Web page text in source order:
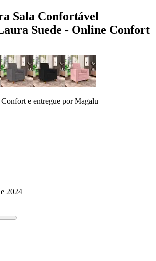
Sala Confortável
Suede - Online Confort
e entregue por Magalu
2024